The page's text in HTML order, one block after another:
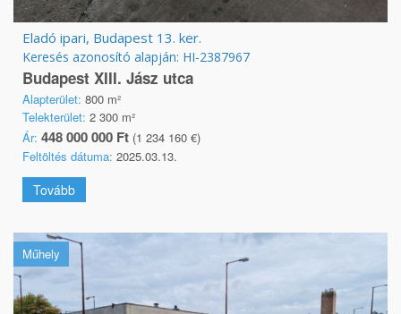
Eladó ipari, Budapest 13. ker.
Keresés azonosító alapján: HI-2387967
Budapest XIII. Jász utca
Alapterület: 800 m²
Telekterület: 2 300 m²
Ár: 448 000 000 Ft (1 234 160 €)
Feltöltés dátuma: 2025.03.13.
Tovább
Műhely